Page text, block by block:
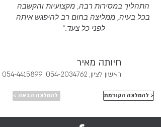
התהליך במסירות רבה, מקצועיות והקשבה
בכל בעיה, ממליצה בחום רב להיפגש איתה
לפני כל צעד."
חיותה מאיר
ראשון לציון, 054-2034762
,
054-4415899
< להמלצה הבאה להמלצה הקודמת >